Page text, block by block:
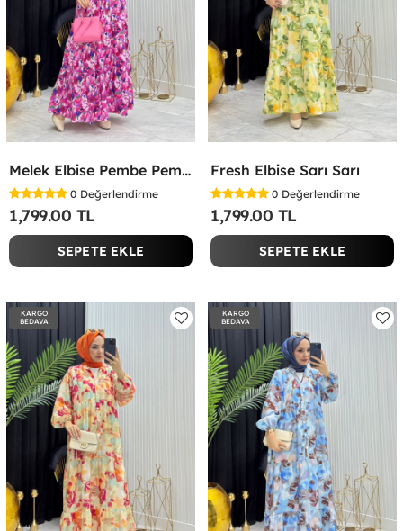
Melek Elbise Pembe Pembe
0 Değerlendirme
1,799.00 TL
SEPETE EKLE
Fresh Elbise Sarı Sarı
0 Değerlendirme
1,799.00 TL
SEPETE EKLE
KARGO
BEDAVA
KARGO
BEDAVA